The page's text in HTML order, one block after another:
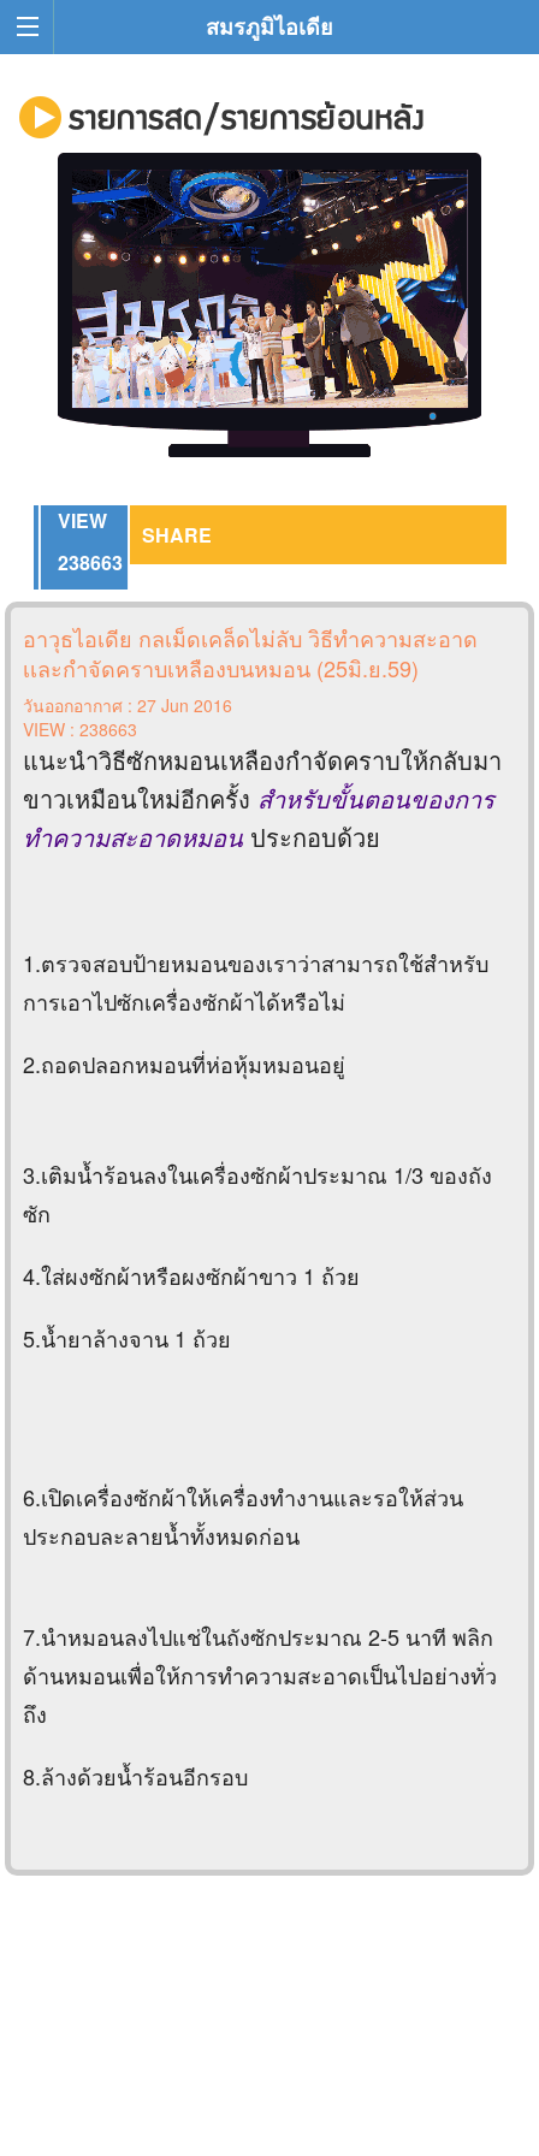
สมรภูมิไอเดีย
VIEW
238663
SHARE
อาวุธไอเดีย กลเม็ดเคล็ดไม่ลับ วิธีทำความสะอาด
เเละกำจัดคราบเหลืองบนหมอน (25มิ.ย.59)
วันออกอากาศ : 27 Jun 2016
VIEW : 238663
แนะนำวิธีซักหมอนเหลืองกำจัดคราบให้กลับมา
ขาวเหมือนใหม่อีกครั้ง สำหรับขั้นตอนของการ
ทำความสะอาดหมอน ประกอบด้วย
1.ตรวจสอบป้ายหมอนของเราว่าสามารถใช้สำหรับ
การเอาไปซักเครื่องซักผ้าได้หรือไม่
2.ถอดปลอกหมอนที่ห่อหุ้มหมอนอยู่
3.เติมน้ำร้อนลงในเครื่องซักผ้าประมาณ 1/3 ของถัง
ซัก
4.ใส่ผงซักผ้าหรือผงซักผ้าขาว 1 ถ้วย
5.น้ำยาล้างจาน 1 ถ้วย
6.เปิดเครื่องซักผ้าให้เครื่องทำงานและรอให้ส่วน
ประกอบละลายน้ำทั้งหมดก่อน
7.นำหมอนลงไปแช่ในถังซักประมาณ 2-5 นาที พลิก
ด้านหมอนเพื่อให้การทำความสะอาดเป็นไปอย่างทั่ว
ถึง
8.ล้างด้วยน้ำร้อนอีกรอบ